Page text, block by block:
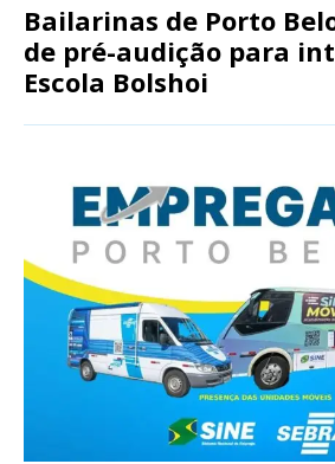
Bailarinas de Porto
de pré-audição para
Escola Bolshoi